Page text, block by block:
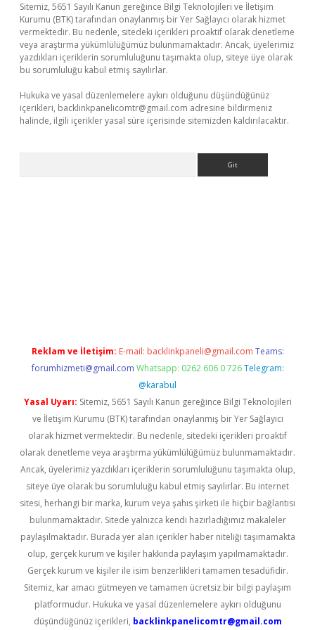
Sitemiz, 5651 Sayılı Kanun gereğince Bilgi Teknolojileri ve İletişim
Kurumu (BTK) tarafından onaylanmış bir Yer Sağlayıcı olarak hizmet
vermektedir. Bu nedenle, sitedeki içerikleri proaktif olarak denetleme
veya araştırma yükümlülüğümüz bulunmamaktadır. Ancak, üyelerimiz
yazdıkları içeriklerin sorumluluğunu taşımakta olup, siteye üye olarak
bu sorumluluğu kabul etmiş sayılırlar.
Hukuka ve yasal düzenlemelere aykırı olduğunu düşündüğünüz
içerikleri, backlinkpanelicomtr@gmail.com adresine bildirmeniz
halinde, ilgili içerikler yasal süre içerisinde sitemizden kaldırılacaktır.
Reklam ve İletişim: E-mail: backlinkpaneli@gmail.com Teams:
forumhizmeti@gmail.com Whatsapp: 0262 606 0 726 Telegram:
@karabul
Yasal Uyarı: Sitemiz, 5651 Sayılı Kanun gereğince Bilgi Teknolojileri
ve İletişim Kurumu (BTK) tarafından onaylanmış bir Yer Sağlayıcı
olarak hizmet vermektedir. Bu nedenle, sitedeki içerikleri proaktif
olarak denetleme veya araştırma yükümlülüğümüz bulunmamaktadır.
Ancak, üyelerimiz yazdıkları içeriklerin sorumluluğunu taşımakta olup,
siteye üye olarak bu sorumluluğu kabul etmiş sayılırlar. Bu internet
sitesi, herhangi bir marka, kurum veya şahıs şirketi ile hiçbir bağlantısı
bulunmamaktadır. Sitede yalnızca kendi hazırladığımız makaleler
paylaşılmaktadır. Burada yer alan içerikler haber niteliği taşımamakta
olup, gerçek kurum ve kişiler hakkında paylaşım yapılmamaktadır.
Gerçek kurum ve kişiler ile isim benzerlikleri tamamen tesadüfidir.
Sitemiz, kar amacı gütmeyen ve tamamen ücretsiz bir bilgi paylaşım
platformudur. Hukuka ve yasal düzenlemelere aykırı olduğunu
düşündüğünüz içerikleri, backlinkpanelicomtr@gmail.com